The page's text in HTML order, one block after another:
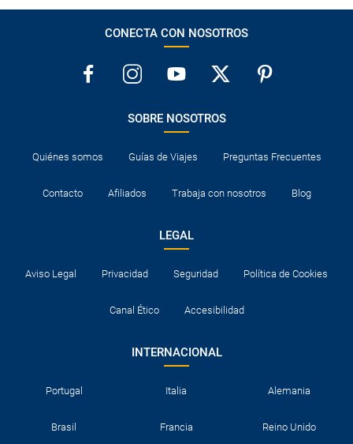
CONECTA CON NOSOTROS
SOBRE NOSOTROS
Quiénes somos Guías de Viajes Preguntas Frecuentes
Contacto Afiliados Trabaja con nosotros Blog
LEGAL
Aviso Legal Privacidad Seguridad Política de Cookies
Canal Ético Accesibilidad
INTERNACIONAL
Portugal Italia Alemania
Brasil Francia Reino Unido